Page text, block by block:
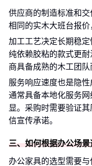
供应商的制造标准和
相同的实木大班台报价
加工工艺决定长期稳
纯依赖胶粘的款式更
商具备成熟的木工团队
服务响应速度也是隐
通常具备本地化服务
显。采购时需要验证
信宣传承诺。
三、如何根据办公场
办公家具的选型需要